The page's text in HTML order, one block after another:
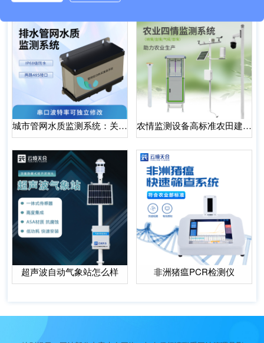
城市管网水质监测系统：关键节点安装，全面监测水质 农情监测设备高标准农田建设科普
超声波自动气象站怎么样 非洲猪瘟PCR检测仪